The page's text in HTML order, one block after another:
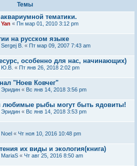
Темы
тематики.
Yan « Пн мар 01, 2010 3:12 pm
на русском языке
Sergej B. « Пт мар 09, 2007 7:43 am
особенно для нас, начинающих)
Ю.В. « Пт янв 26, 2018 2:02 pm
"Ноев Ковчег"
Эридин « Вс янв 14, 2018 3:56 pm
любимые рыбы могут быть ядовиты!
Эридин « Вс янв 14, 2018 3:53 pm
Noel « Чт ноя 10, 2016 10:48 pm
их виды и экология(книга)
MariaS « Чт авг 25, 2016 8:50 am